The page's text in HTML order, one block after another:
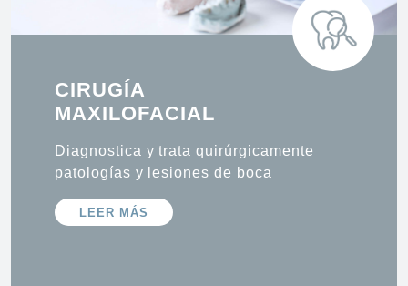
CIRUGÍA
MAXILOFACIAL
Diagnostica y trata quirúrgicamente
patologías y lesiones de boca
LEER MÁS